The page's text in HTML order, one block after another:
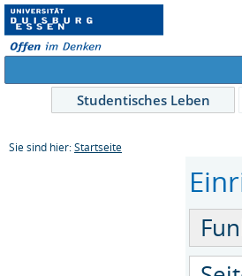
Studentisches Leben
Sie sind hier: Startseite